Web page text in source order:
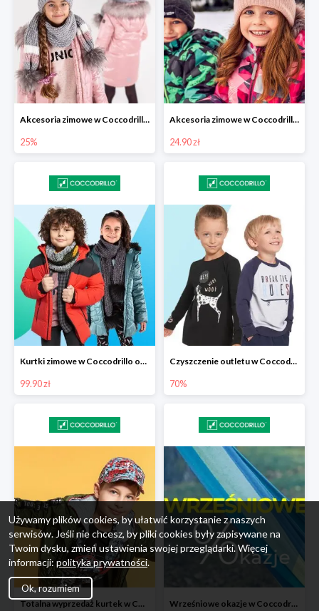
Akcesoria zimowe w Coccodrillo -25%
25%
Akcesoria zimowe w Coccodrillo od 24,90 zł
24.90 zł
Kurtki zimowe w Coccodrillo od 99,90 zł
99.90 zł
Czyszczenie outletu w Coccodrillo do -70%
70%
Totalna wyprzedaż kurtek w Coccodrillo - extra 15% Wrześniowe okazje w Coccodrillo do -50%
Używamy plików cookies, by ułatwić korzystanie z naszych
serwisów. Jeśli nie chcesz, by pliki cookies były zapisywane na
Twoim dysku, zmień ustawienia swojej przeglądarki. Więcej
informacji: polityka prywatności.
Ok, rozumiem